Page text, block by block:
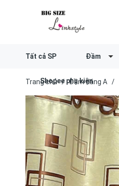
Tất cả SP Đầm
Shopee phụ kiện
Trang chủ / Đầm dáng A /